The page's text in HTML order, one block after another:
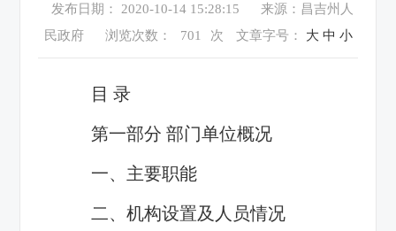
发布日期： 2020-10-14 15:28:15
来源：昌吉州人
民政府
浏览次数： 701 次 文章字号： 大 中 小
目 录
第一部分 部门单位概况
一、主要职能
二、机构设置及人员情况